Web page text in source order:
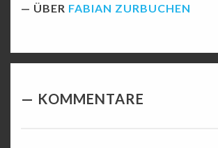
ÜBER FABIAN ZURBUCHEN
KOMMENTARE